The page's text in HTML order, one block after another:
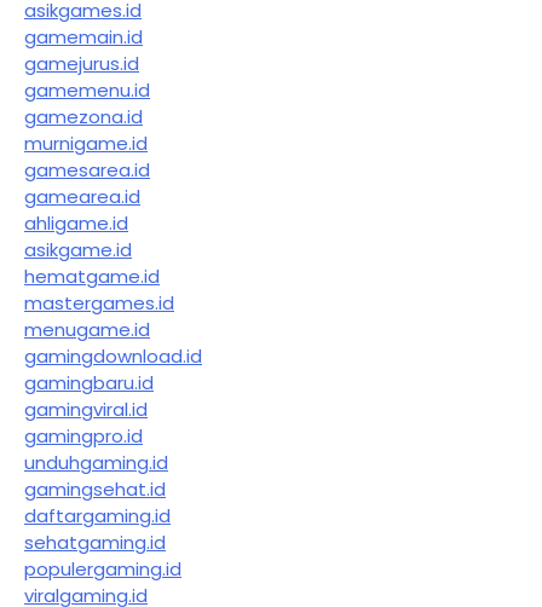
asikgames.id
gamemain.id
gamejurus.id
gamemenu.id
gamezona.id
murnigame.id
gamesarea.id
gamearea.id
ahligame.id
asikgame.id
hematgame.id
mastergames.id
menugame.id
gamingdownload.id
gamingbaru.id
gamingviral.id
gamingpro.id
unduhgaming.id
gamingsehat.id
daftargaming.id
sehatgaming.id
populergaming.id
viralgaming.id